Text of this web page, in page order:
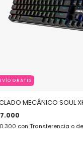
GRATIS
MECÁNICO SOUL
con Transferencia o